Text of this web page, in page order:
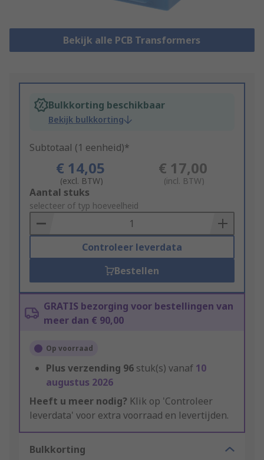
Bekijk alle PCB Transformers
Bulkkorting beschikbaar
Bekijk bulkkorting
Subtotaal (1 eenheid)*
€ 14,05
(excl. BTW)
€ 17,00
(incl. BTW)
Add
to
Basket
Aantal stuks
selecteer of typ hoeveelheid
Controleer leverdata
Bestellen
GRATIS bezorging voor bestellingen van
meer dan € 90,00
Op voorraad
Plus verzending 96 stuk(s) vanaf 10
augustus 2026
Heeft u meer nodig? Klik op 'Controleer
leverdata' voor extra voorraad en levertijden.
Bulkkorting